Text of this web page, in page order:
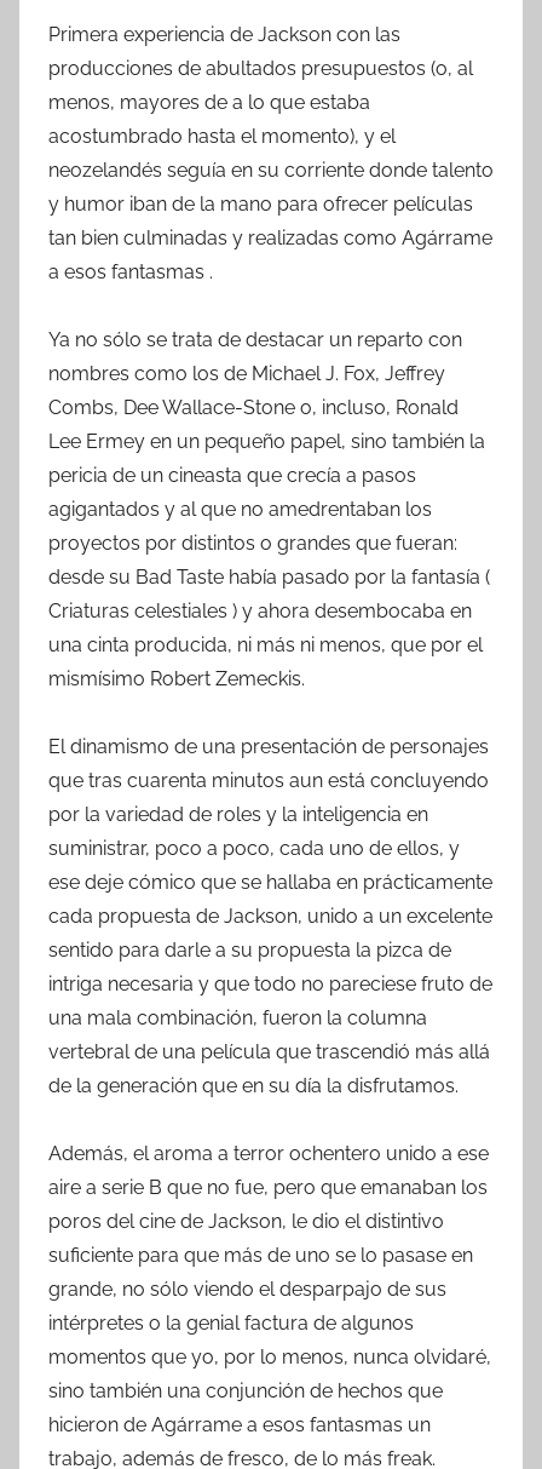
Primera experiencia de Jackson con las
producciones de abultados presupuestos (o, al
menos, mayores de a lo que estaba
acostumbrado hasta el momento), y el
neozelandés seguía en su corriente donde talento
y humor iban de la mano para ofrecer películas
tan bien culminadas y realizadas como Agárrame
a esos fantasmas .
Ya no sólo se trata de destacar un reparto con
nombres como los de Michael J. Fox, Jeffrey
Combs, Dee Wallace-Stone o, incluso, Ronald
Lee Ermey en un pequeño papel, sino también la
pericia de un cineasta que crecía a pasos
agigantados y al que no amedrentaban los
proyectos por distintos o grandes que fueran:
desde su Bad Taste había pasado por la fantasía (
Criaturas celestiales ) y ahora desembocaba en
una cinta producida, ni más ni menos, que por el
mismísimo Robert Zemeckis.
El dinamismo de una presentación de personajes
que tras cuarenta minutos aun está concluyendo
por la variedad de roles y la inteligencia en
suministrar, poco a poco, cada uno de ellos, y
ese deje cómico que se hallaba en prácticamente
cada propuesta de Jackson, unido a un excelente
sentido para darle a su propuesta la pizca de
intriga necesaria y que todo no pareciese fruto de
una mala combinación, fueron la columna
vertebral de una película que trascendió más allá
de la generación que en su día la disfrutamos.
Además, el aroma a terror ochentero unido a ese
aire a serie B que no fue, pero que emanaban los
poros del cine de Jackson, le dio el distintivo
suficiente para que más de uno se lo pasase en
grande, no sólo viendo el desparpajo de sus
intérpretes o la genial factura de algunos
momentos que yo, por lo menos, nunca olvidaré,
sino también una conjunción de hechos que
hicieron de Agárrame a esos fantasmas un
trabajo, además de fresco, de lo más freak.